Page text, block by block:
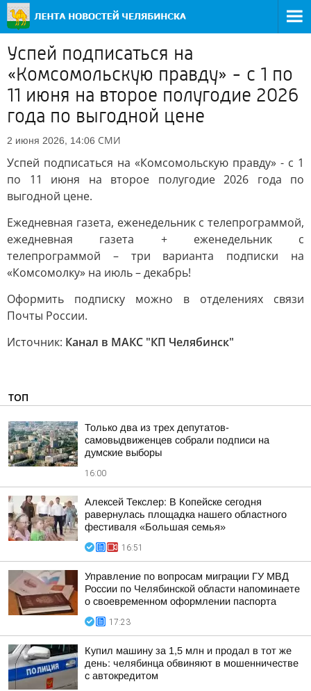
Успей подписаться на
«Комсомольскую правду» - с 1 по
11 июня на второе полугодие 2026
года по выгодной цене
2 июня 2026, 14:06 СМИ
Успей подписаться на «Комсомольскую правду» - с 1
по 11 июня на второе полугодие 2026 года по
выгодной цене.
Ежедневная газета, еженедельник с телепрограммой,
ежедневная газета + еженедельник с
телепрограммой – три варианта подписки на
«Комсомолку» на июль – декабрь!
Оформить подписку можно в отделениях связи
Почты России.
Источник: Канал в МАКС "КП Челябинск"
ТОП
Только два из трех депутатов-
самовыдвиженцев собрали подписи на
думские выборы
16:00
Алексей Текслер: В Копейске сегодня
равернулась площадка нашего областного
фестиваля «Большая семья»
16:51
Управление по вопросам миграции ГУ МВД
России по Челябинской области напоминаете
о своевременном оформлении паспорта
17:23
Купил машину за 1,5 млн и продал в тот же
день: челябинца обвиняют в мошенничестве
с автокредитом